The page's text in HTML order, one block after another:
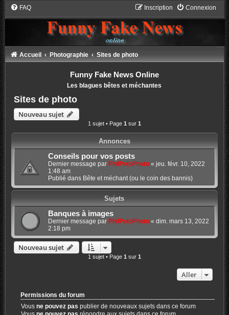
FAQ Connexion
Inscription
Accueil Photographie Sites de photo
Funny Fake News Online
Les blagues bêtes et méchantes
Sites de photo
Nouveau sujet
1 sujet • Page 1 sur 1
Annonces
Conseils pour vos posts
Dernier message par PhilPotoPhoto« jeu. févr. 10, 2022
1:48 am
Publié dans Bête et méchant (ou le coin des bannis)
Sujets
Banques à images
Dernier message par PhilPotoPhoto« dim. mars 13, 2022
2:18 pm
Nouveau sujet
1 sujet • Page 1 sur 1
Aller
Permissions du forum
Vousne pouvez pas publier de nouveaux sujets dans ce forum